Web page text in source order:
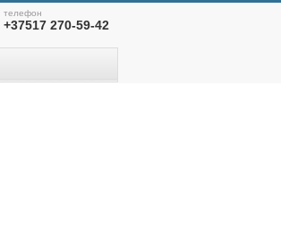
телефон
+37517 270-59-42